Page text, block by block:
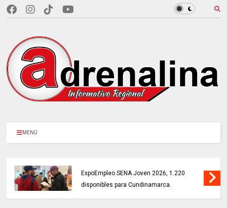
MENÚ
ExpoEmpleo SENA Joven 2026, 1.220
disponibles para Cundinamarca.